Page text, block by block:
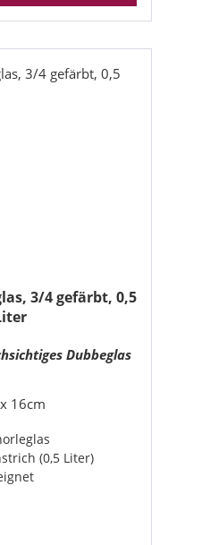
3/4 gefärbt, 0,5
Dubbeglas
x 16cm
(0,5 Liter)